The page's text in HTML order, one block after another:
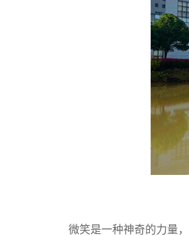
微笑是一种神奇的力量